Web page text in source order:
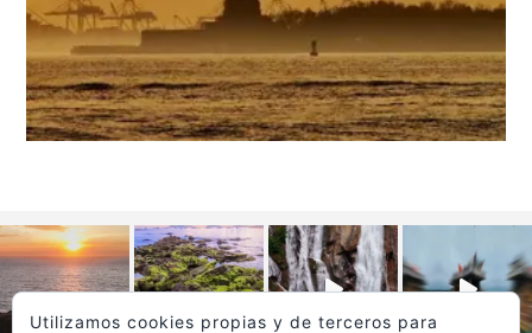
Utilizamos cookies propias y de terceros para